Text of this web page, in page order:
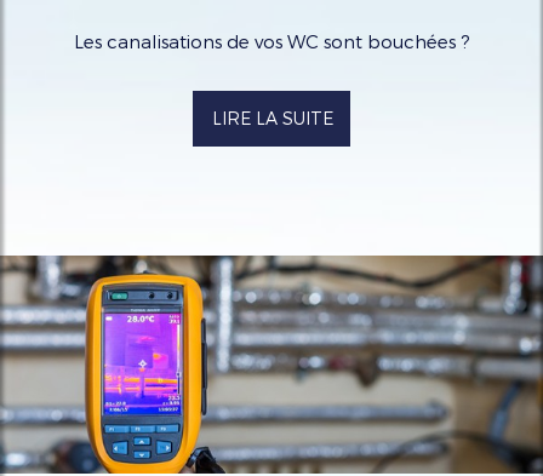
Les canalisations de vos WC sont bouchées ?
LIRE LA SUITE